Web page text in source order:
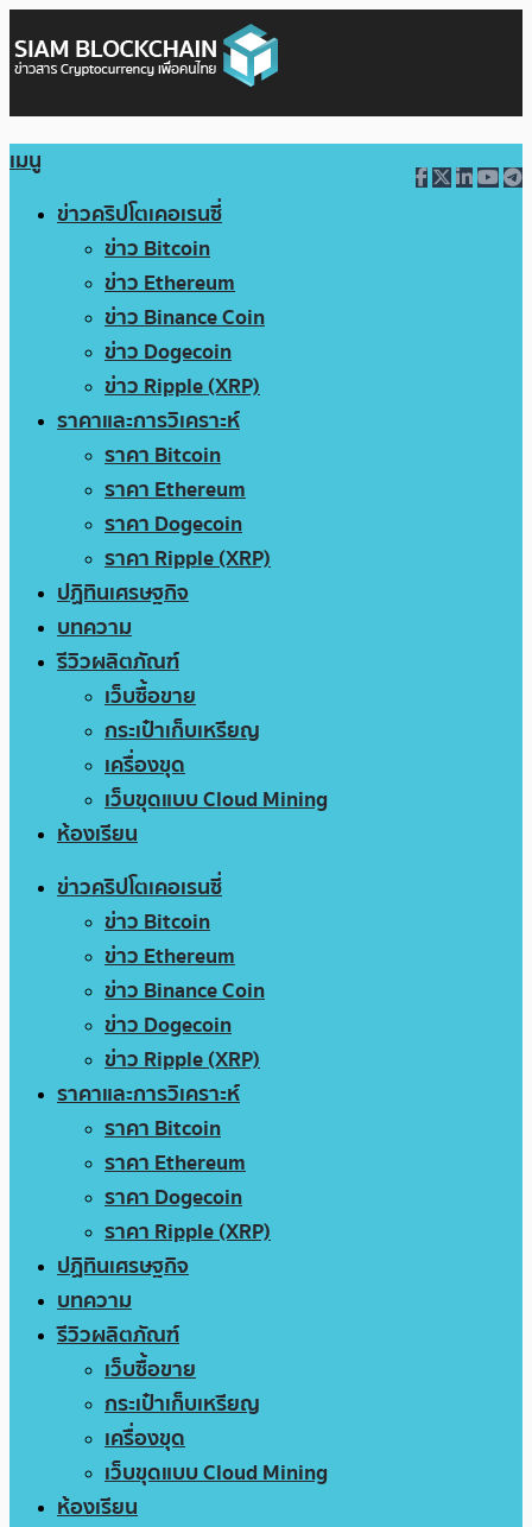
เมนู
ข่าวคริปโตเคอเรนซี่
ข่าว Bitcoin
ข่าว Ethereum
ข่าว Binance Coin
ข่าว Dogecoin
ข่าว Ripple (XRP)
ราคาและการวิเคราะห์
ราคา Bitcoin
ราคา Ethereum
ราคา Dogecoin
ราคา Ripple (XRP)
ปฏิทินเศรษฐกิจ
บทความ
รีวิวผลิตภัณฑ์
เว็บซื้อขาย
กระเป๋าเก็บเหรียญ
เครื่องขุด
เว็บขุดแบบ Cloud Mining
ห้องเรียน
ข่าวคริปโตเคอเรนซี่
ข่าว Bitcoin
ข่าว Ethereum
ข่าว Binance Coin
ข่าว Dogecoin
ข่าว Ripple (XRP)
ราคาและการวิเคราะห์
ราคา Bitcoin
ราคา Ethereum
ราคา Dogecoin
ราคา Ripple (XRP)
ปฏิทินเศรษฐกิจ
บทความ
รีวิวผลิตภัณฑ์
เว็บซื้อขาย
กระเป๋าเก็บเหรียญ
เครื่องขุด
เว็บขุดแบบ Cloud Mining
ห้องเรียน